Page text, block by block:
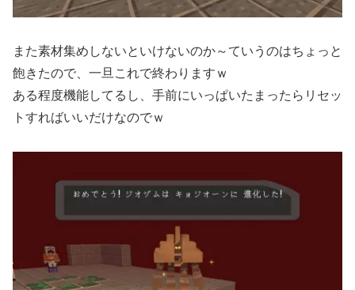
また素材集めしないといけないのか～ていうのはちょっと
飽きたので、一旦これで終わりますｗ
ある程度機能してるし、手前にいっぱいたまったらリセッ
トすればいいだけなのでｗ